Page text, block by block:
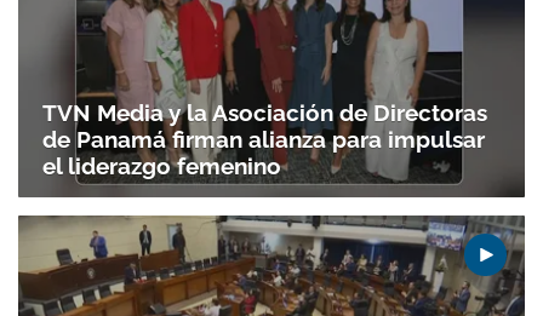
TVN Media y la Asociación de Directoras
de Panamá firman alianza para impulsar
el liderazgo femenino